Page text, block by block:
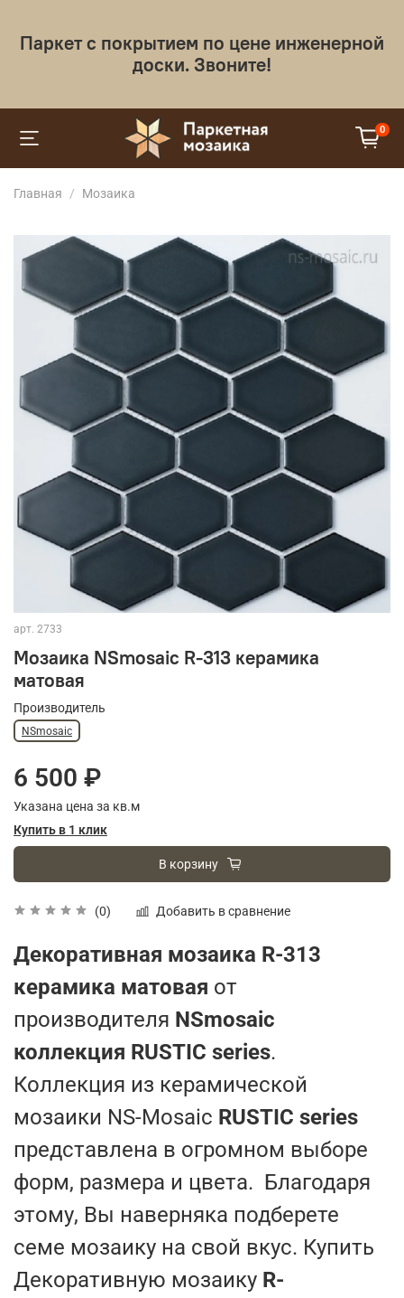
Паркет с покрытием по цене инженерной
доски. Звоните!
0
Главная Мозаика
арт. 2733
Мозаика NSmosaic R-313 керамика
матовая
(0) Добавить в сравнение
Производитель
NSmosaic
6 500 ₽
Указана цена за кв.м
Купить в 1 клик
В корзину
Декоративная мозаика R-313
керамика матовая от
производителя NSmosaic
коллекция RUSTIC series.
Коллекция из керамической
мозаики NS-Mosaic RUSTIC series
представлена в огромном выборе
форм, размера и цвета. Благодаря
этому, Вы наверняка подберете
семе мозаику на свой вкус. Купить
Декоративную мозаику R-